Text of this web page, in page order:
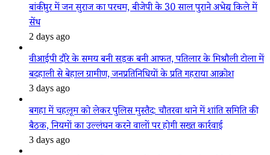
बांकीपुर में जन सुराज का परचम, बीजेपी के 30 साल पुराने अभेद्य किले में
सेंध
2 days ago
वीआईपी दौरे के समय बनी सड़क बनी आफत, पतिलार के मिश्रौली टोला में
बदहाली से बेहाल ग्रामीण, जनप्रतिनिधियों के प्रति गहराया आक्रोश
3 days ago
बगहा में चहलूम को लेकर पुलिस मुस्तैद: चौतरवा थाने में शांति समिति की
बैठक, नियमों का उल्लंघन करने वालों पर होगी सख्त कार्रवाई
3 days ago